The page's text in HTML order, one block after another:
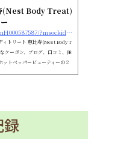
(Nest Body Treat)
https://beauty.hotpepper.jp/kr/slnH000587587/?msockid=0af1893400d06e02385e9c7e01d56f3d
ィトリート 恵比寿(Nest Body T
クーポン、ブログ、口コミ、住
トペッパービューティーの２
録